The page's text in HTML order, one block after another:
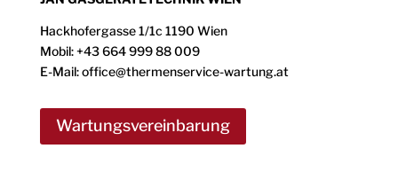
Hackhofergasse 1/1c 1190 Wien
Mobil: +43 664 999 88 009
E-Mail: office@thermenservice-wartung.at
Wartungsvereinbarung